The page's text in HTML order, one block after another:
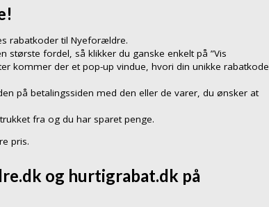
rabatkoder til Nyeforældre.
største fordel, så klikker du ganske enkelt på ”Vis
kommer der et pop-up vindue, hvori din unikke rabatkode
på betalingssiden med den eller de varer, du ønsker at
fra og du har sparet penge.
pris.
og hurtigrabat.dk på